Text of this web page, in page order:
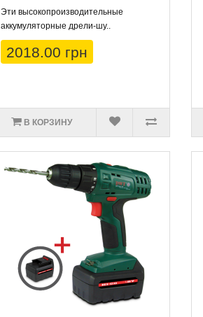
Эти высокопроизводительные
аккумуляторные дрели-шу..
2018.00 грн
В КОРЗИНУ